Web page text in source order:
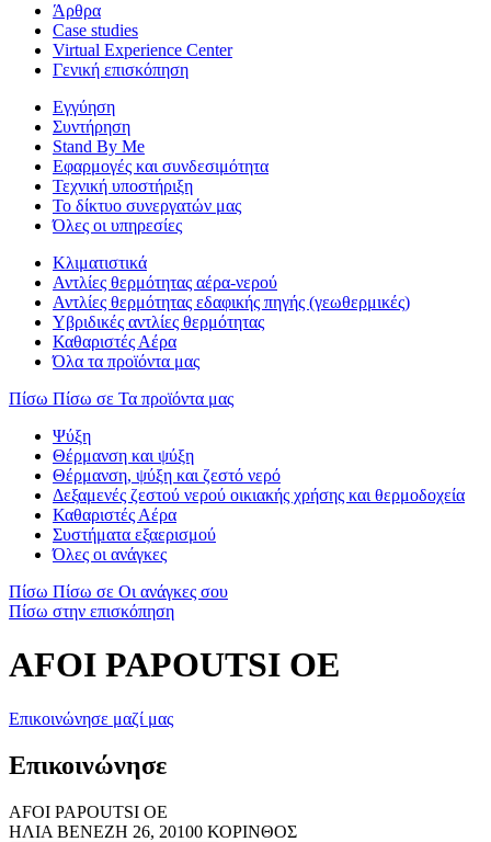
Άρθρα
Case studies
Virtual Experience Center
Γενική επισκόπηση
Εγγύηση
Συντήρηση
Stand By Me
Εφαρμογές και συνδεσιμότητα
Τεχνική υποστήριξη
Το δίκτυο συνεργατών μας
Όλες οι υπηρεσίες
Κλιματιστικά
Αντλίες θερμότητας αέρα-νερού
Αντλίες θερμότητας εδαφικής πηγής (γεωθερμικές)
Υβριδικές αντλίες θερμότητας
Καθαριστές Αέρα
Όλα τα προϊόντα μας
Πίσω Πίσω σε Τα προϊόντα μας
Ψύξη
Θέρμανση και ψύξη
Θέρμανση, ψύξη και ζεστό νερό
Δεξαμενές ζεστού νερού οικιακής χρήσης και θερμοδοχεία
Καθαριστές Αέρα
Συστήματα εξαερισμού
Όλες οι ανάγκες
Πίσω Πίσω σε Οι ανάγκες σου
Πίσω στην επισκόπηση
AFOI PAPOUTSI OE
Επικοινώνησε μαζί μας
Επικοινώνησε
AFOI PAPOUTSI OE
ΗΛΙΑ ΒΕΝΕΖΗ 26, 20100 ΚΟΡΙΝΘΟΣ